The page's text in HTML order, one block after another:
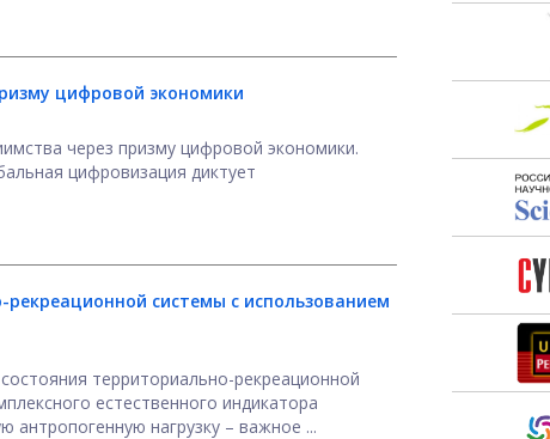
цифровой экономики
через призму цифровой экономики.
цифровизация диктует
системы с использованием
территориально-рекреационной
естественного индикатора
нагрузку – важное ...